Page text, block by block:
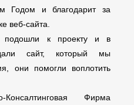
Годом и благодарит за
веб-сайта.
подошли к проекту и в
сайт, который мы
они помогли воплотить
Консалтинговая Фирма